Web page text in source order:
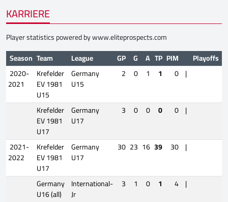
KARRIERE
Player statistics powered bywww.eliteprospects.com
Season Team League GP G A TP PIM Playoffs
2020-
2021
Krefelder
EV 1981
U15
Germany
U15
2 0 1 1 0 |
Krefelder
EV 1981
U17
Germany
U17
3 0 0 0 0 |
2021-
2022
Krefelder
EV 1981
U17
Germany
U17
30 23 16 39 30 |
Germany
U16 (all)
International-
Jr
3 1 0 1 4 |